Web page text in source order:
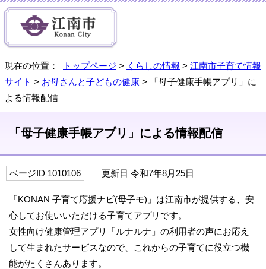
現在の位置： トップページ > くらしの情報 > 江南市子育て情報
サイト > お母さんと子どもの健康 > 「母子健康手帳アプリ」に
よる情報配信
「母子健康手帳アプリ」による情報配信
ページID 1010106 更新日 令和7年8月25日
「KONAN 子育て応援ナビ(母子モ)」は江南市が提供する、安
心してお使いいただける子育てアプリです。
女性向け健康管理アプリ「ルナルナ」の利用者の声にお応え
して生まれたサービスなので、これからの子育てに役立つ機
能がたくさんあります。